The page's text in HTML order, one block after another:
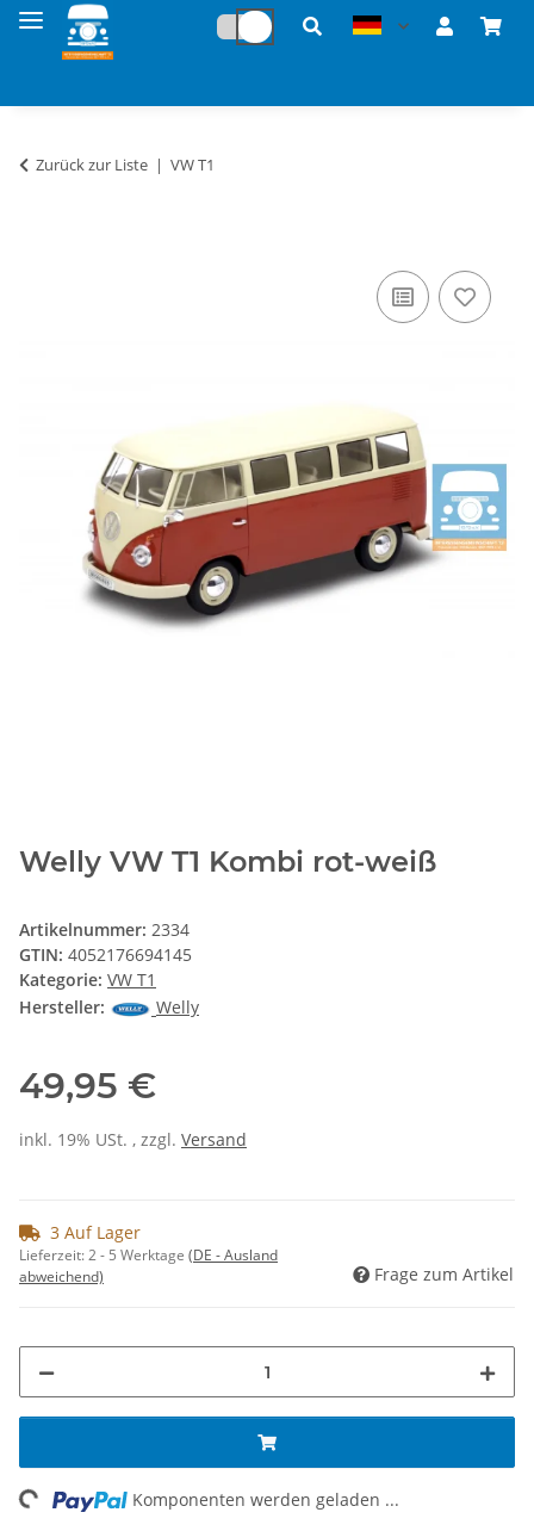
Zurück zur Liste VW T1
Welly VW T1 Kombi rot-weiß
Artikelnummer: 2334
GTIN: 4052176694145
Kategorie: VW T1
Hersteller:
Welly
49,95 €
inkl. 19% USt. , zzgl. Versand
3 Auf Lager
Lieferzeit:2 - 5 Werktage (DE - Ausland
abweichend)
Frage zum Artikel
Komponenten werden geladen ...